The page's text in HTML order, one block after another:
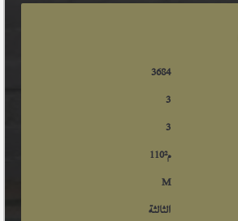
3684
3
3
110م²
M
الثالثة